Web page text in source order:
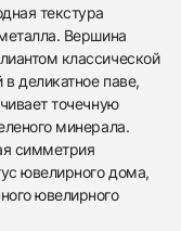
текстура
Вершина
классической
деликатное паве,
точечную
минерала.
симметрия
ювелирного дома,
ювелирного